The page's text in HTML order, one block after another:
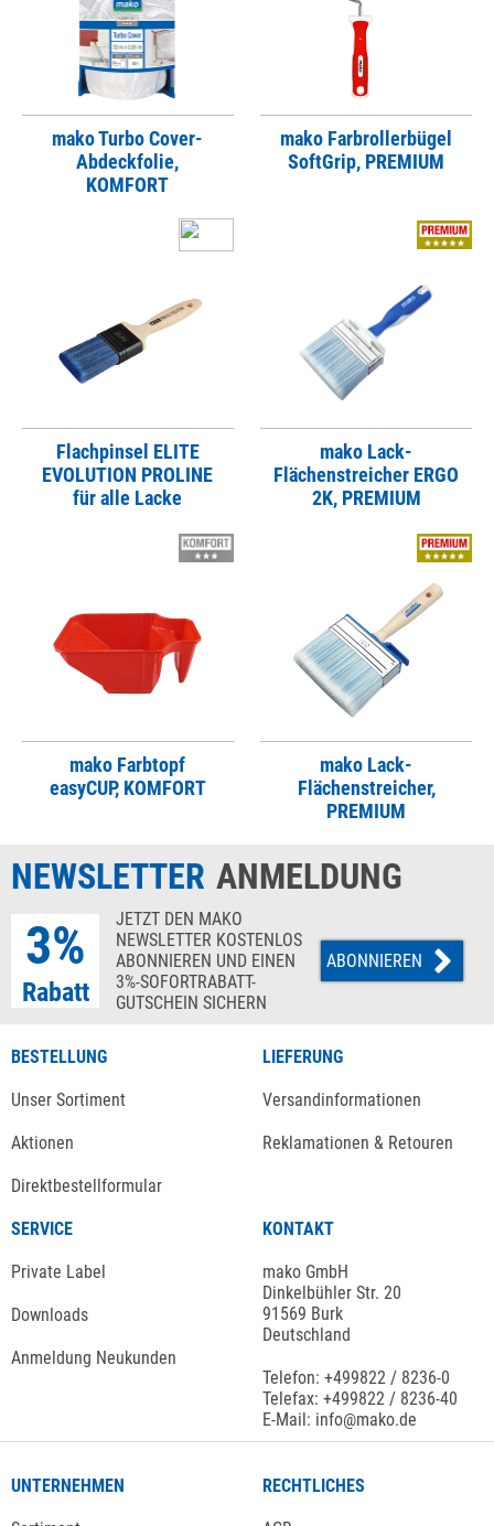
mako Turbo Cover-
Abdeckfolie,
KOMFORT
mako Farbrollerbügel
SoftGrip, PREMIUM
Flachpinsel ELITE
EVOLUTION PROLINE
für alle Lacke
mako Lack-
Flächenstreicher ERGO
2K, PREMIUM
mako Farbtopf
easyCUP, KOMFORT
mako Lack-
Flächenstreicher,
PREMIUM
NEWSLETTER ANMELDUNG
3%
Rabatt
JETZT DEN MAKO
NEWSLETTER KOSTENLOS
ABONNIEREN UND EINEN
3%-SOFORTRABATT-
GUTSCHEIN SICHERN
ABONNIEREN
BESTELLUNG
Unser Sortiment
Aktionen
Direktbestellformular
LIEFERUNG
Versandinformationen
Reklamationen & Retouren
SERVICE
Private Label
Downloads
Anmeldung Neukunden
KONTAKT
mako GmbH
Dinkelbühler Str. 20
91569 Burk
Deutschland
Telefon: +499822 / 8236-0
Telefax: +499822 / 8236-40
E-Mail: info@mako.de
UNTERNEHMEN RECHTLICHES